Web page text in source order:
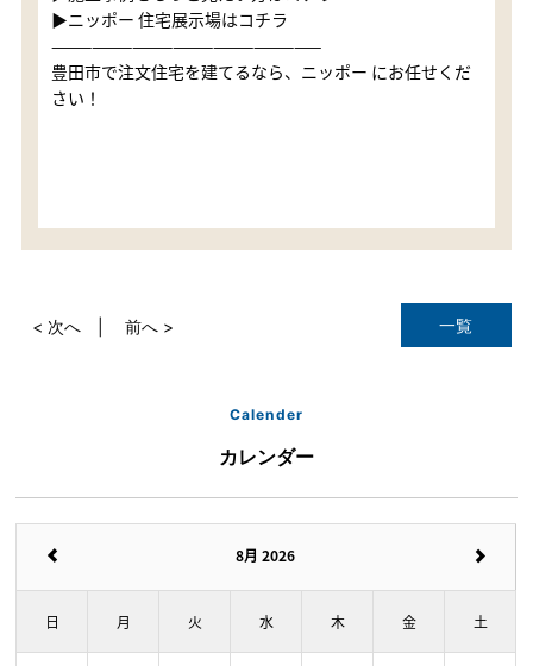
▶ニッポー 住宅展示場はコチラ
————————————————————
豊田市で注文住宅を建てるなら、ニッポー にお任せくだ
さい！
一覧
< 次へ 前へ >
Calender
カレンダー
8月 2026
日 月 火 水 木 金 土